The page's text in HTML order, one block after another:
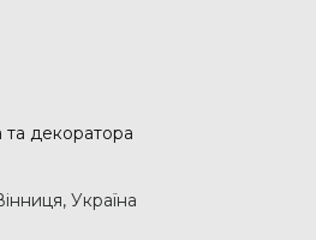
декоратора
Україна